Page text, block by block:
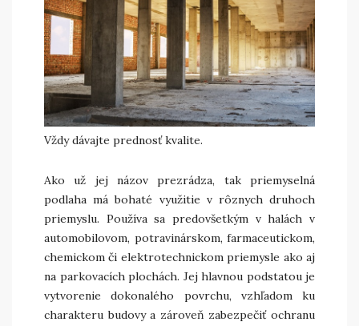
Vždy dávajte prednosť kvalite.
Ako už jej názov prezrádza, tak priemyselná
podlaha má bohaté využitie v rôznych druhoch
priemyslu. Používa sa predovšetkým v halách v
automobilovom, potravinárskom, farmaceutickom,
chemickom či elektrotechnickom priemysle ako aj
na parkovacích plochách. Jej hlavnou podstatou je
vytvorenie dokonalého povrchu, vzhľadom ku
charakteru budovy a zároveň zabezpečiť ochranu